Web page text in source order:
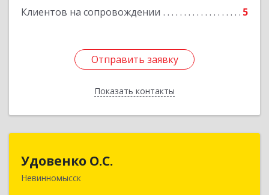
Клиентов на сопровождении 5
Отправить заявку
Показать контакты
Отправить заявку
Назад
Удовенко О.С.
Невинномысск
357 100, г.Невинномысск, ул.Революцеонная,